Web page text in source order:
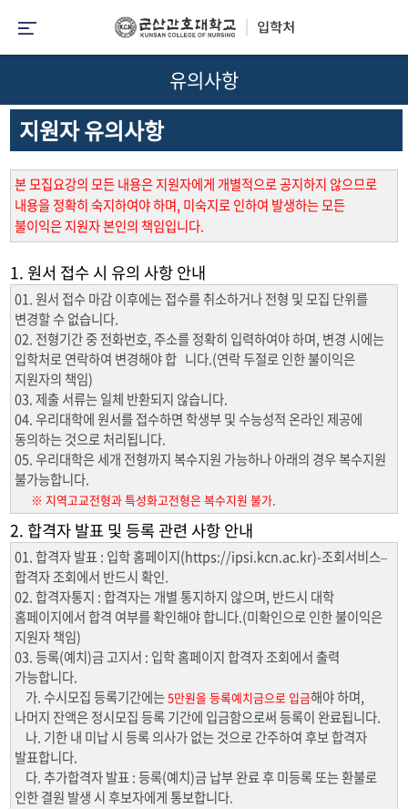
유의사항
지원자 유의사항
본 모집요강의 모든 내용은 지원자에게 개별적으로 공지하지 않으므로
내용을 정확히 숙지하여야 하며, 미숙지로 인하여 발생하는 모든
불이익은 지원자 본인의 책임입니다.
1. 원서 접수 시 유의 사항 안내
01. 원서 접수 마감 이후에는 접수를 취소하거나 전형 및 모집 단위를
변경할 수 없습니다.
02. 전형기간 중 전화번호, 주소를 정확히 입력하여야 하며, 변경 시에는
입학처로 연락하여 변경해야 합 니다.(연락 두절로 인한 불이익은
지원자의 책임)
03. 제출 서류는 일체 반환되지 않습니다.
04. 우리대학에 원서를 접수하면 학생부 및 수능성적 온라인 제공에
동의하는 것으로 처리됩니다.
05. 우리대학은 세개 전형까지 복수지원 가능하나 아래의 경우 복수지원
불가능합니다.
※ 지역고교전형과 특성화고전형은 복수지원 불가.
2. 합격자 발표 및 등록 관련 사항 안내
01. 합격자 발표 : 입학 홈페이지(https://ipsi.kcn.ac.kr)-조회서비스–
합격자 조회에서 반드시 확인.
02. 합격자통지 : 합격자는 개별 통지하지 않으며, 반드시 대학
홈페이지에서 합격 여부를 확인해야 합니다.(미확인으로 인한 불이익은
지원자 책임)
03. 등록(예치)금 고지서 : 입학 홈페이지 합격자 조회에서 출력
가능합니다.
가. 수시모집 등록기간에는5만원을 등록예치금으로 입금해야 하며,
나머지 잔액은 정시모집 등록 기간에 입금함으로써 등록이 완료됩니다.
나. 기한 내 미납 시 등록 의사가 없는 것으로 간주하여 후보 합격자
발표합니다.
다. 추가합격자 발표 : 등록(예치)금 납부 완료 후 미등록 또는 환불로
인한 결원 발생 시 후보자에게 통보합니다.